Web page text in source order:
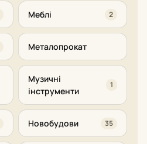
Меблі 2
Металопрокат
Музичні
інструменти
1
Новобудови 35